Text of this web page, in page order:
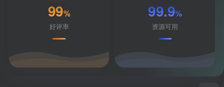
99%
好评率
99.9%
资源可用